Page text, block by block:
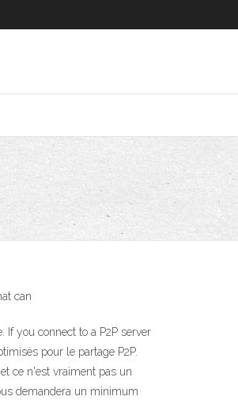
can
If you connect to a P2P server
pour le partage P2P.
ce n'est vraiment pas un
demandera un minimum